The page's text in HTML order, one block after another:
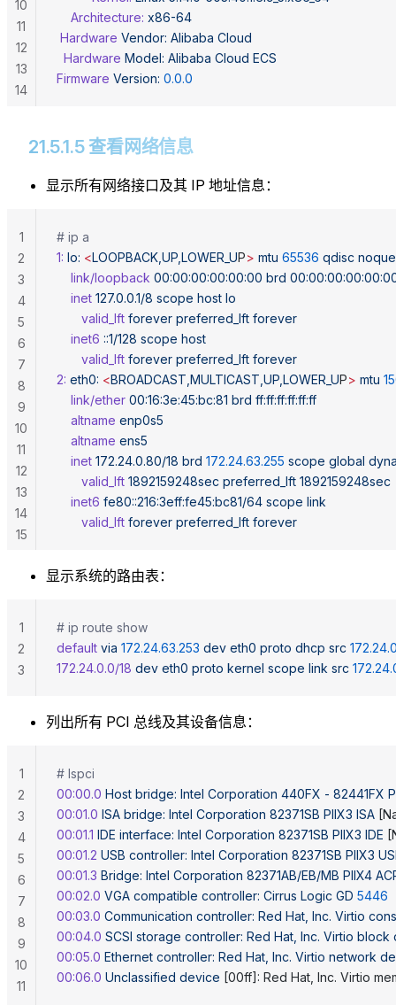
    Architecture:
x86-64
Hardware Vendor: Alibaba Cloud
  Hardware
Model: Alibaba Cloud ECS
Firmware Version: 0.0.0
10
11
12
13
14
21.5.1.5 查看网络信息
显示所有网络接口及其 IP 地址信息：
# ip a
1: lo: <LOOPBACK,UP,LOWER_UP> mtu 65536 qdisc
    link/loopback
00:00:00:00:00:00 brd
    inet
127.0.0.1/8 scope host lo
       valid_lft
forever preferred_lft forever
    inet6
::1/128 scope host
       valid_lft
forever preferred_lft forever
2: eth0: <BROADCAST,MULTICAST,UP,LOWER_UP> mtu
    link/ether
00:16:3e:45:bc:81 brd ff:ff:ff:ff:ff:ff
    altname
enp0s5
    altname
ens5
    inet
172.24.0.80/18 brd 172.24.63.255 scope global
       valid_lft
1892159248sec preferred_lft 1892159248sec
    inet6
fe80::216:3eff:fe45:bc81/64 scope link
       valid_lft
forever preferred_lft forever
1
2
3
4
5
6
7
8
9
10
11
12
13
14
15
显示系统的路由表：
# ip route show
default via 172.24.63.253 dev eth0 proto dhcp src
172.24.0.0/18 dev eth0 proto kernel scope link src
1
2
3
列出所有 PCI 总线及其设备信息：
# lspci
00:00.0 Host bridge: Intel Corporation 440FX - 82441FX
00:01.0 ISA bridge: Intel Corporation 82371SB PIIX3 ISA
00:01.1 IDE interface: Intel Corporation 82371SB PIIX3 IDE
00:01.2 USB controller: Intel Corporation 82371SB PIIX3
00:01.3 Bridge: Intel Corporation 82371AB/EB/MB PIIX4
00:02.0 VGA compatible controller: Cirrus Logic GD 5446
00:03.0 Communication controller: Red Hat, Inc. Virtio
00:04.0 SCSI storage controller: Red Hat, Inc. Virtio block
00:05.0 Ethernet controller: Red Hat, Inc. Virtio network
00:06.0 Unclassified device [00ff]: Red Hat, Inc. Virtio
1
2
3
4
5
6
7
8
9
10
11